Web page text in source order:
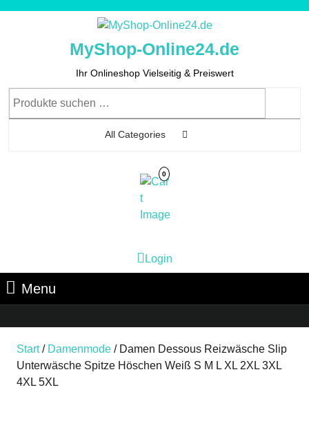
MyShop-Online24.de
Ihr Onlineshop Vielseitig & Preiswert
All Categories
0
Login
Menu
Start/ Damenmode / Damen Dessous Reizwäsche Slip
Unterwäsche Spitze Höschen Weiß S M L XL 2XL 3XL
4XL 5XL